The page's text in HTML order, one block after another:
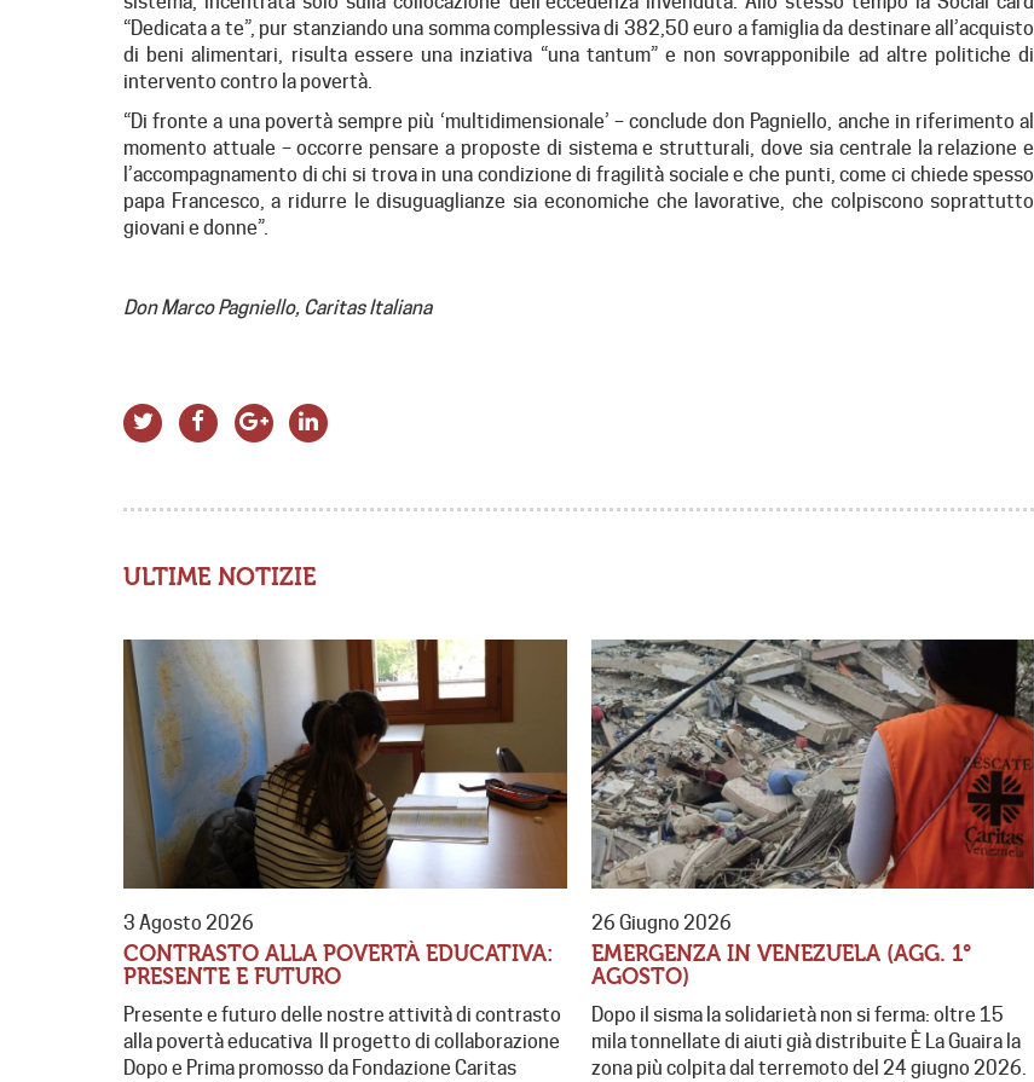
“Dedicata a te”, pur stanziando una somma complessiva di 382,50 euro a famiglia da destinare all’acquisto
di beni alimentari, risulta essere una inziativa “una tantum” e non sovrapponibile ad altre politiche di
intervento contro la povertà.
“Di fronte a una povertà sempre più ‘multidimensionale’ – conclude don Pagniello, anche in riferimento al
momento attuale – occorre pensare a proposte di sistema e strutturali, dove sia centrale la relazione e
l’accompagnamento di chi si trova in una condizione di fragilità sociale e che punti, come ci chiede spesso
papa Francesco, a ridurre le disuguaglianze sia economiche che lavorative, che colpiscono soprattutto
giovani e donne”.
Don Marco Pagniello, Caritas Italiana
ULTIME NOTIZIE
3 Agosto 2026
CONTRASTO ALLA POVERTÀ EDUCATIVA:
PRESENTE E FUTURO
Presente e futuro delle nostre attività di contrasto
alla povertà educativa Il progetto di collaborazione
Dopo e Prima promosso da Fondazione Caritas
26 Giugno 2026
EMERGENZA IN VENEZUELA (AGG. 1°
AGOSTO)
Dopo il sisma la solidarietà non si ferma: oltre 15
mila tonnellate di aiuti già distribuite È La Guaira la
zona più colpita dal terremoto del 24 giugno 2026.
ESPERIENZA PER GIOVANI
“DALLA TUA PARTE”
“Dalla tua parte”, evento aperto ai giovani